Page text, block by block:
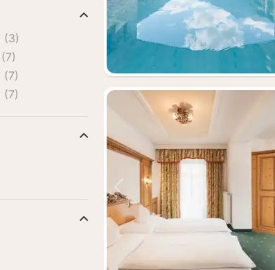
Forrige bilde
(3)
(7)
(7)
(7)